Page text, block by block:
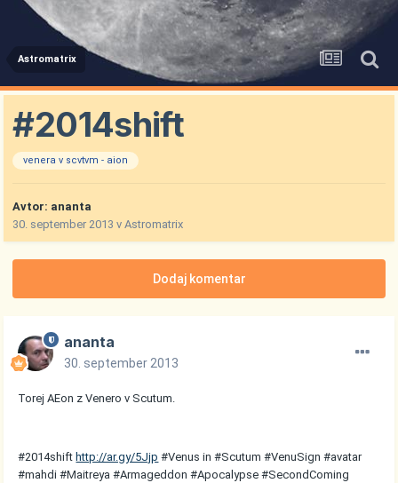
Astromatrix
#2014shift
venera v scvtvm - aion
Avtor: ananta
30. september 2013 vAstromatrix
Dodaj komentar
ananta
30. september 2013
Torej AEon z Venero v Scutum.
#2014shift http://ar.gy/5Jjp #Venus in #Scutum #VenuSign #avatar
#mahdi #Maitreya #Armageddon #Apocalypse #SecondComing